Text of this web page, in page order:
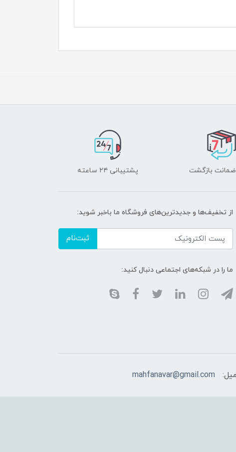
پشتیبانی ۲۴ ساعته
از تخفیف‌ها و جدیدترین‌های فروشگاه ما باخبر شوید:
ثبت‌نام
ما را در شبکه‌های اجتماعی دنبال کنید:
mahfanavar@gmail.com